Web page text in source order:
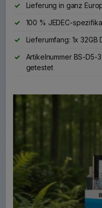
Lieferung in ganz
100 % JEDEC-
Lieferumfang: 1x 32GB
Artikelnummer BS-D5-
getestet